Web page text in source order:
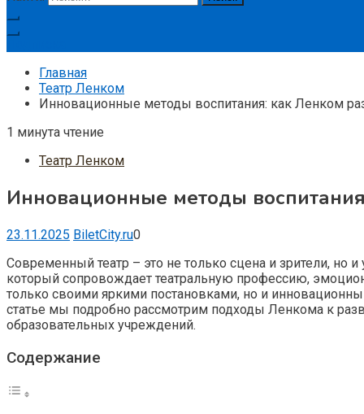
Главная
Театр Ленком
Инновационные методы воспитания: как Ленком
1 минута чтение
Театр Ленком
Инновационные методы
23.11.2025 BiletCity.ru0
Современный театр – это не только сцена и зрители, но
который сопровождает театральную профессию,
только своими яркими постановками, но и
статье мы подробно рассмотрим подходы Ленкома к
образовательных учреждений.
Содержание